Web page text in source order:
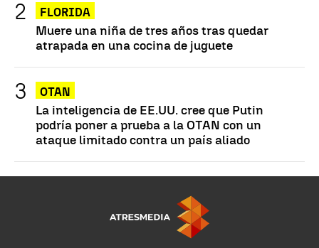
FLORIDA
Muere una niña de tres años tras quedar
atrapada en una cocina de juguete
OTAN
La inteligencia de EE.UU. cree que Putin
podría poner a prueba a la OTAN con un
ataque limitado contra un país aliado